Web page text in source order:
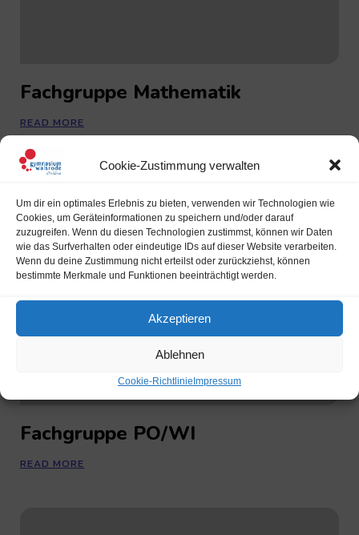
Cookie-Zustimmung verwalten
Um dir ein optimales Erlebnis zu bieten, verwenden wir Technologien wie
Cookies, um Geräteinformationen zu speichern und/oder darauf
zuzugreifen. Wenn du diesen Technologien zustimmst, können wir Daten
wie das Surfverhalten oder eindeutige IDs auf dieser Website verarbeiten.
Wenn du deine Zustimmung nicht erteilst oder zurückziehst, können
bestimmte Merkmale und Funktionen beeinträchtigt werden.
Akzeptieren
Ablehnen
Cookie-Richtlinie Impressum
Fachgruppe Mathematik
READ MORE
Fachgruppe PO/WI
READ MORE